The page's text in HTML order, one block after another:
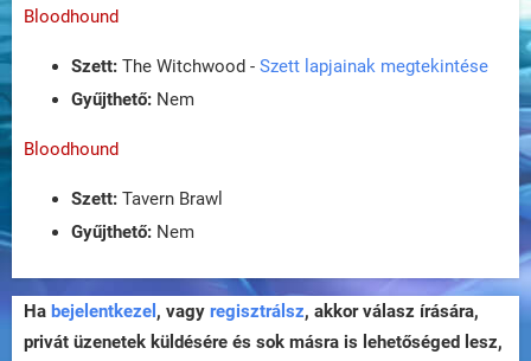
Bloodhound
Szett: The Witchwood - Szett lapjainak megtekintése
Gyűjthető: Nem
Bloodhound
Szett: Tavern Brawl
Gyűjthető: Nem
Ha bejelentkezel , vagy regisztrálsz, akkor válasz írására,
privát üzenetek küldésére és sok másra is lehetőséged lesz,